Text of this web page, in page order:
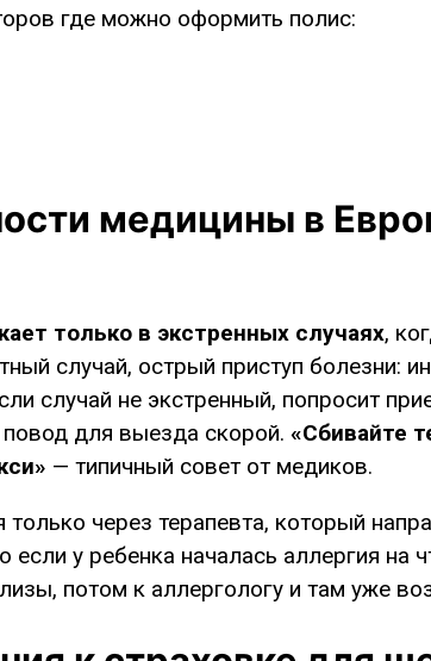
где можно оформить полис:
медицины в
только в экстренных случаях,
случай, острый приступ болезни:
случай не экстренный, попросит
для выезда скорой. «Сбивайте
— типичный совет от медиков.
только через терапевта, который
если у ребенка началась аллергия на
потом к аллергологу и там уже